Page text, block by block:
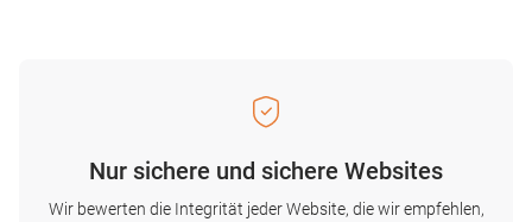
Nur sichere und sichere Websites
Wir bewerten die Integrität jeder Website, die wir empfehlen,